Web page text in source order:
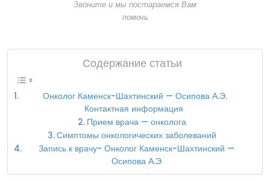
Звоните и мы постараемся Вам
помочь
Содержание статьи
Онколог Каменск-Шахтинский — Осипова А.Э.
Контактная информация
Прием врача — онколога
Симптомы онкологических заболеваний
Запись к врачу- Онколог Каменск-Шахтинский —
Осипова А.Э